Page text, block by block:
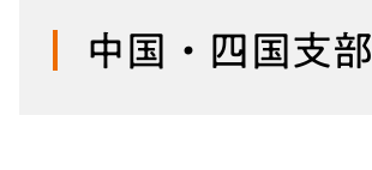
中国・四国支部